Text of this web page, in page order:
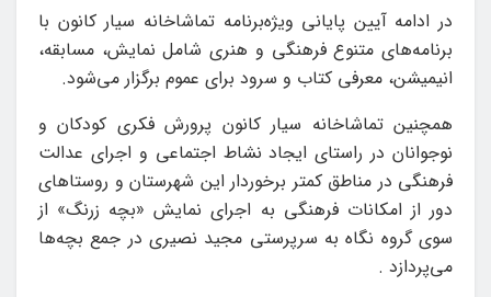
در ادامه آیین پایانی ویژه‌برنامه تماشاخانه سیار کانون با
برنامه‌های متنوع فرهنگی و هنری شامل نمایش، مسابقه،
انیمیشن، معرفی کتاب و سرود برای عموم برگزار می‌شود.
همچنین تماشاخانه سیار کانون پرورش فکری کودکان و
نوجوانان در راستای ایجاد نشاط اجتماعی و اجرای عدالت
فرهنگی در مناطق کمتر برخوردار این شهرستان و روستاهای
دور از امکانات فرهنگی به اجرای نمایش «بچه زرنگ» از
سوی گروه نگاه به سرپرستی مجید نصیری در جمع بچه‌ها
می‌پردازد .